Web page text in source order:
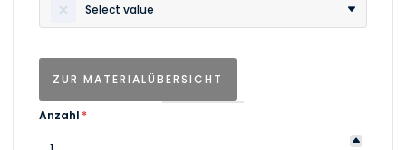
Select value
ZUR MATERIALÜBERSICHT
Anzahl *